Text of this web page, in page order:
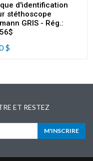
d'identification
stéthoscope
GRIS - Rég.:
$
ET RESTEZ
M'INSCRIRE